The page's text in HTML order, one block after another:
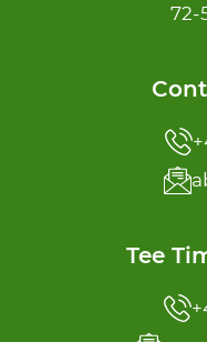
72-
Tee